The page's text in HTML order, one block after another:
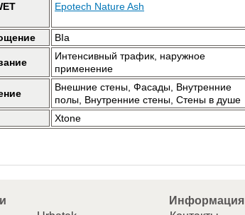
Epotech Nature Ash
BIa
Интенсивный трафик, наружное
применение
Внешние стены, Фасады, Внутренние
полы, Внутренние стены, Стены в душе
Xtone
Информация